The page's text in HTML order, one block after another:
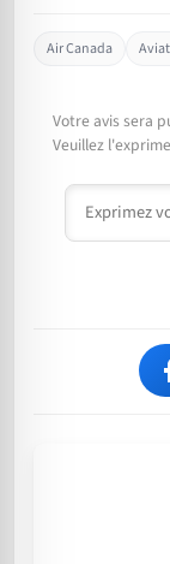
Air Canada
Votre avis sera
Veuillez
Commentaire